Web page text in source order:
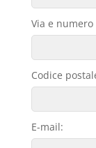
Via e numero
Codice
E-mail: